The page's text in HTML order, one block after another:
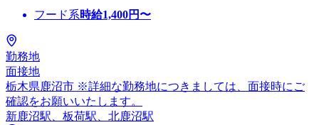
フード系時給1,400円〜
勤務地
面接地
栃木県鹿沼市 ※詳細な勤務地につきましては、面接時にご
確認をお願いいたします。
新鹿沼駅、板荷駅、北鹿沼駅